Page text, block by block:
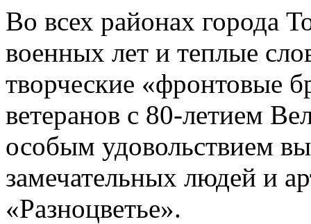
Во всех районах города
военных лет и теплые
творческие «фронтовые
ветеранов с 80-летием
особым удовольствием
замечательных людей и
«Разноцветье».